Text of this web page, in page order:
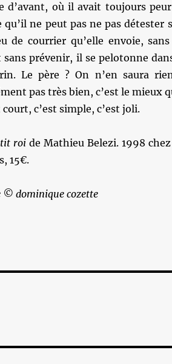
d’avant, où il avait toujours
qu’il ne peut pas ne pas
de courrier qu’elle envoie,
sans prévenir, il se pelotonne
Le père ? On n’en saura
pas très bien, c’est le mieux
court, c’est simple, c’est joli.
roide Mathieu Belezi. 1998
15€.
© dominique cozette